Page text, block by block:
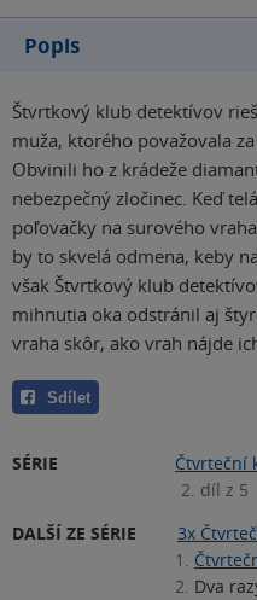
Popis
Štvrtkový klub detektívov
muža, ktorého považovala
Obvinili ho z krádeže
nebezpečný zločinec. Keď
poľovačky na surového
by to skvelá odmena, keby
však Štvrtkový klub
mihnutia oka odstránil aj
vraha skôr, ako vrah nájde
Sdílet
SÉRIE
Čtvrteční
2. díl z 5
DALŠÍ ZE SÉRIE
3x
1.
2. Dva